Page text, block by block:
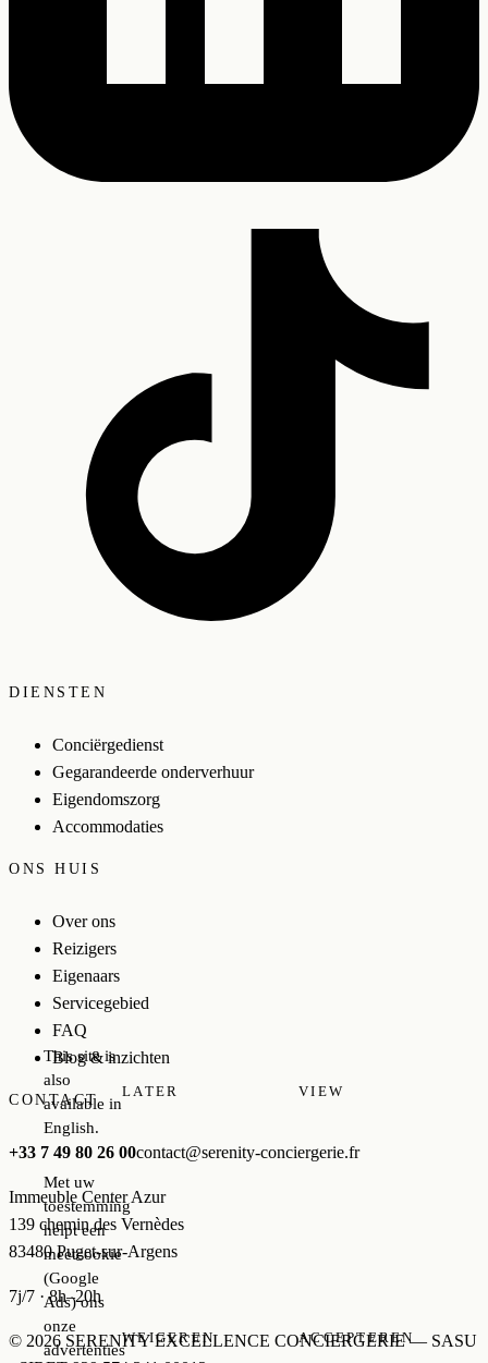
DIENSTEN
Conciërgedienst
Gegarandeerde onderverhuur
Eigendomszorg
Accommodaties
ONS HUIS
Over ons
Reizigers
Eigenaars
Servicegebied
FAQ
Blog & inzichten
CONTACT
+33 7 49 80 26 00contact@serenity-conciergerie.fr
Immeuble Center Azur
139 chemin des Vernèdes
83480 Puget-sur-Argens
7j/7 · 8h–20h
© 2026 SERENITY EXCELLENCE CONCIERGERIE — SASU
This site is
also
available in
English.
LATER VIEW
Met uw
toestemming
helpt een
meetcookie
(Google
Ads) ons
onze
advertenties
WEIGEREN ACCEPTEREN